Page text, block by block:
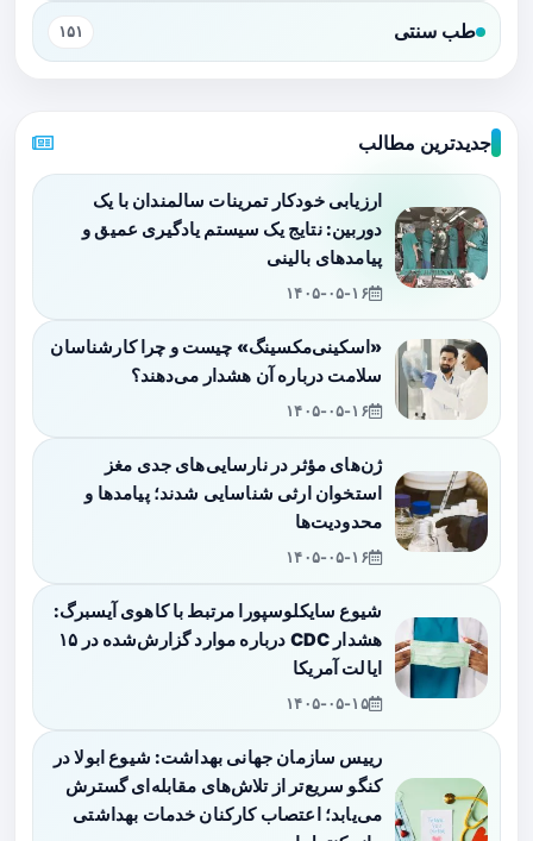
طب سنتی ۱۵۱
جدیدترین مطالب
ارزیابی خودکار تمرینات سالمندان با یک
دوربین: نتایج یک سیستم یادگیری عمیق و
پیامدهای بالینی
۱۴۰۵-۰۵-۱۶
«اسکینی‌مکسینگ» چیست و چرا کارشناسان
سلامت درباره آن هشدار می‌دهند؟
۱۴۰۵-۰۵-۱۶
ژن‌های مؤثر در نارسایی‌های جدی مغز
استخوان ارثی شناسایی شدند؛ پیامدها و
محدودیت‌ها
۱۴۰۵-۰۵-۱۶
شیوع سایکلوسپورا مرتبط با کاهوی آیسبرگ:
هشدار CDC درباره موارد گزارش‌شده در ۱۵
ایالت آمریکا
۱۴۰۵-۰۵-۱۵
رییس سازمان جهانی بهداشت: شیوع ابولا در
کنگو سریع‌تر از تلاش‌های مقابله‌ای گسترش
می‌یابد؛ اعتصاب کارکنان خدمات بهداشتی